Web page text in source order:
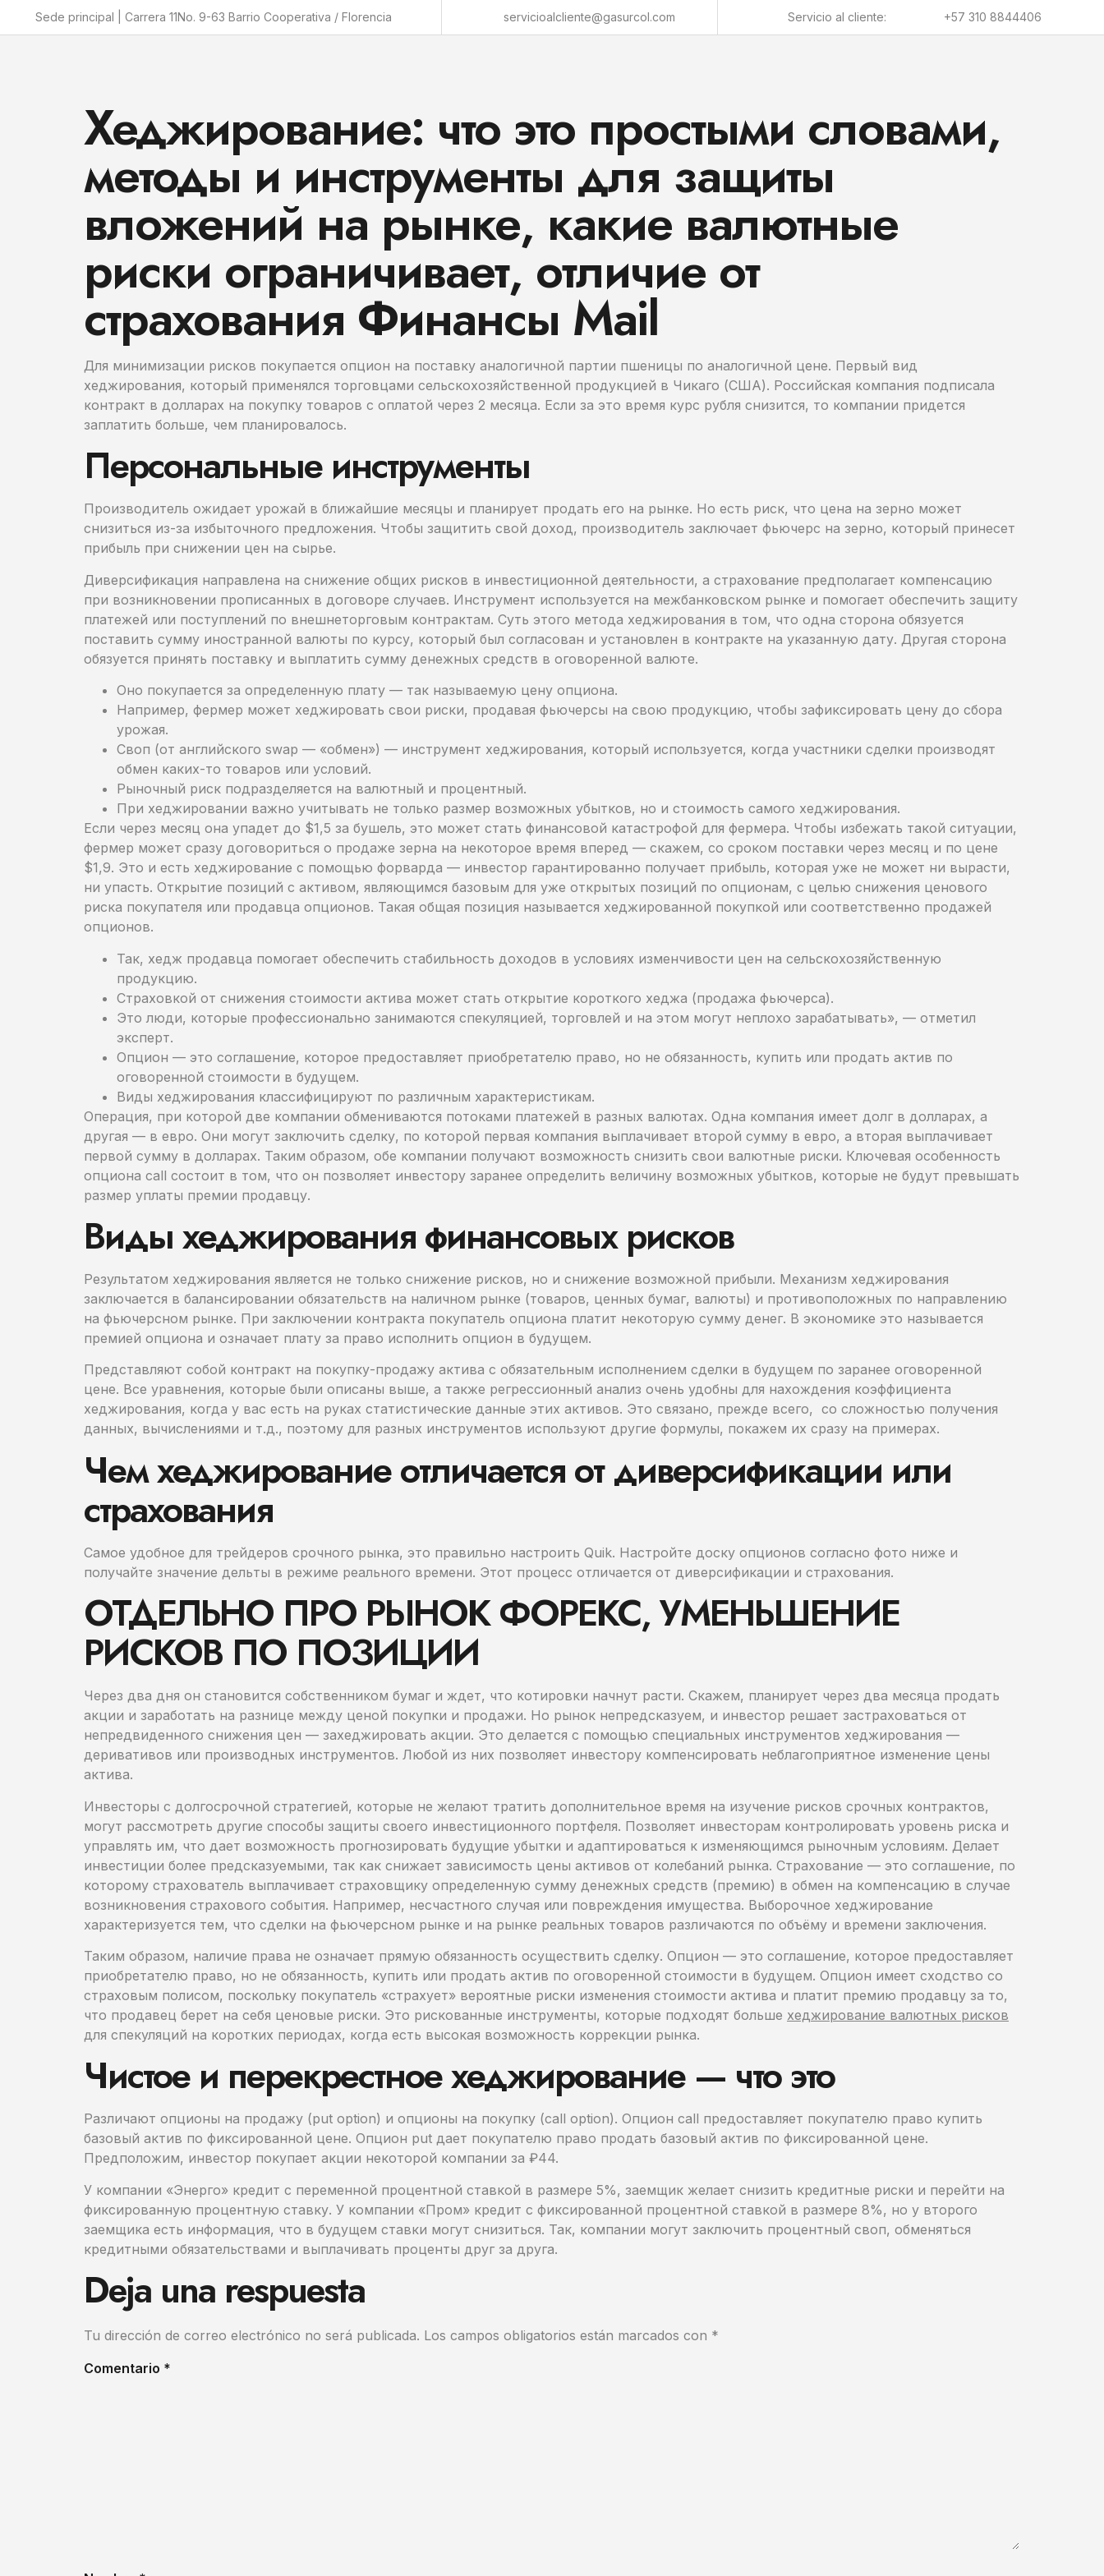
Sede principal | Carrera 11No. 9-63 Barrio Cooperativa / Florencia servicioalcliente@gasurcol.com Servicio al cliente: +57 310 8844406
Хеджирование: что это простыми словами,
методы и инструменты для защиты
вложений на рынке, какие валютные
риски ограничивает, отличие от
страхования Финансы Mail
Для минимизации рисков покупается опцион на поставку аналогичной партии пшеницы по аналогичной цене. Первый вид
хеджирования, который применялся торговцами сельскохозяйственной продукцией в Чикаго (США). Российская компания подписала
контракт в долларах на покупку товаров с оплатой через 2 месяца. Если за это время курс рубля снизится, то компании придется
заплатить больше, чем планировалось.
Персональные инструменты
Производитель ожидает урожай в ближайшие месяцы и планирует продать его на рынке. Но есть риск, что цена на зерно может
снизиться из-за избыточного предложения. Чтобы защитить свой доход, производитель заключает фьючерс на зерно, который принесет
прибыль при снижении цен на сырье.
Диверсификация направлена на снижение общих рисков в инвестиционной деятельности, а страхование предполагает компенсацию
при возникновении прописанных в договоре случаев. Инструмент используется на межбанковском рынке и помогает обеспечить защиту
платежей или поступлений по внешнеторговым контрактам. Суть этого метода хеджирования в том, что одна сторона обязуется
поставить сумму иностранной валюты по курсу, который был согласован и установлен в контракте на указанную дату. Другая сторона
обязуется принять поставку и выплатить сумму денежных средств в оговоренной валюте.
Оно покупается за определенную плату — так называемую цену опциона.
Например, фермер может хеджировать свои риски, продавая фьючерсы на свою продукцию, чтобы зафиксировать цену до сбора
урожая.
Своп (от английского swap — «обмен») — инструмент хеджирования, который используется, когда участники сделки производят
обмен каких-то товаров или условий.
Рыночный риск подразделяется на валютный и процентный.
При хеджировании важно учитывать не только размер возможных убытков, но и стоимость самого хеджирования.
Если через месяц она упадет до $1,5 за бушель, это может стать финансовой катастрофой для фермера. Чтобы избежать такой ситуации,
фермер может сразу договориться о продаже зерна на некоторое время вперед — скажем, со сроком поставки через месяц и по цене
$1,9. Это и есть хеджирование с помощью форварда — инвестор гарантированно получает прибыль, которая уже не может ни вырасти,
ни упасть. Открытие позиций с активом, являющимся базовым для уже открытых позиций по опционам, с целью снижения ценового
риска покупателя или продавца опционов. Такая общая позиция называется хеджированной покупкой или соответственно продажей
опционов.
Так, хедж продавца помогает обеспечить стабильность доходов в условиях изменчивости цен на сельскохозяйственную
продукцию.
Страховкой от снижения стоимости актива может стать открытие короткого хеджа (продажа фьючерса).
Это люди, которые профессионально занимаются спекуляцией, торговлей и на этом могут неплохо зарабатывать», — отметил
эксперт.
Опцион — это соглашение, которое предоставляет приобретателю право, но не обязанность, купить или продать актив по
оговоренной стоимости в будущем.
Виды хеджирования классифицируют по различным характеристикам.
Операция, при которой две компании обмениваются потоками платежей в разных валютах. Одна компания имеет долг в долларах, а
другая — в евро. Они могут заключить сделку, по которой первая компания выплачивает второй сумму в евро, а вторая выплачивает
первой сумму в долларах. Таким образом, обе компании получают возможность снизить свои валютные риски. Ключевая особенность
опциона call состоит в том, что он позволяет инвестору заранее определить величину возможных убытков, которые не будут превышать
размер уплаты премии продавцу.
Виды хеджирования финансовых рисков
Результатом хеджирования является не только снижение рисков, но и снижение возможной прибыли. Механизм хеджирования
заключается в балансировании обязательств на наличном рынке (товаров, ценных бумаг, валюты) и противоположных по направлению
на фьючерсном рынке. При заключении контракта покупатель опциона платит некоторую сумму денег. В экономике это называется
премией опциона и означает плату за право исполнить опцион в будущем.
Представляют собой контракт на покупку-продажу актива с обязательным исполнением сделки в будущем по заранее оговоренной
цене. Все уравнения, которые были описаны выше, а также регрессионный анализ очень удобны для нахождения коэффициента
хеджирования, когда у вас есть на руках статистические данные этих активов. Это связано, прежде всего, со сложностью получения
данных, вычислениями и т.д., поэтому для разных инструментов используют другие формулы, покажем их сразу на примерах.
Чем хеджирование отличается от диверсификации или
страхования
Самое удобное для трейдеров срочного рынка, это правильно настроить Quik. Настройте доску опционов согласно фото ниже и
получайте значение дельты в режиме реального времени. Этот процесс отличается от диверсификации и страхования.
ОТДЕЛЬНО ПРО РЫНОК ФОРЕКС, УМЕНЬШЕНИЕ
РИСКОВ ПО ПОЗИЦИИ
Через два дня он становится собственником бумаг и ждет, что котировки начнут расти. Скажем, планирует через два месяца продать
акции и заработать на разнице между ценой покупки и продажи. Но рынок непредсказуем, и инвестор решает застраховаться от
непредвиденного снижения цен — захеджировать акции. Это делается с помощью специальных инструментов хеджирования —
деривативов или производных инструментов. Любой из них позволяет инвестору компенсировать неблагоприятное изменение цены
актива.
Инвесторы с долгосрочной стратегией, которые не желают тратить дополнительное время на изучение рисков срочных контрактов,
могут рассмотреть другие способы защиты своего инвестиционного портфеля. Позволяет инвесторам контролировать уровень риска и
управлять им, что дает возможность прогнозировать будущие убытки и адаптироваться к изменяющимся рыночным условиям. Делает
инвестиции более предсказуемыми, так как снижает зависимость цены активов от колебаний рынка. Страхование — это соглашение, по
которому страхователь выплачивает страховщику определенную сумму денежных средств (премию) в обмен на компенсацию в случае
возникновения страхового события. Например, несчастного случая или повреждения имущества. Выборочное хеджирование
характеризуется тем, что сделки на фьючерсном рынке и на рынке реальных товаров различаются по объёму и времени заключения.
Таким образом, наличие права не означает прямую обязанность осуществить сделку. Опцион — это соглашение, которое предоставляет
приобретателю право, но не обязанность, купить или продать актив по оговоренной стоимости в будущем. Опцион имеет сходство со
страховым полисом, поскольку покупатель «страхует» вероятные риски изменения стоимости актива и платит премию продавцу за то,
что продавец берет на себя ценовые риски. Это рискованные инструменты, которые подходят больше хеджирование валютных рисков
для спекуляций на коротких периодах, когда есть высокая возможность коррекции рынка.
Чистое и перекрестное хеджирование — что это
Различают опционы на продажу (put option) и опционы на покупку (call option). Опцион сall предоставляет покупателю право купить
базовый актив по фиксированной цене. Опцион рut дает покупателю право продать базовый актив по фиксированной цене.
Предположим, инвестор покупает акции некоторой компании за ₽44.
У компании «Энерго» кредит с переменной процентной ставкой в размере 5%, заемщик желает снизить кредитные риски и перейти на
фиксированную процентную ставку. У компании «Пром» кредит с фиксированной процентной ставкой в размере 8%, но у второго
заемщика есть информация, что в будущем ставки могут снизиться. Так, компании могут заключить процентный своп, обменяться
кредитными обязательствами и выплачивать проценты друг за друга.
Deja una respuesta
Tu dirección de correo electrónico no será publicada. Los campos obligatorios están marcados con *
Comentario *